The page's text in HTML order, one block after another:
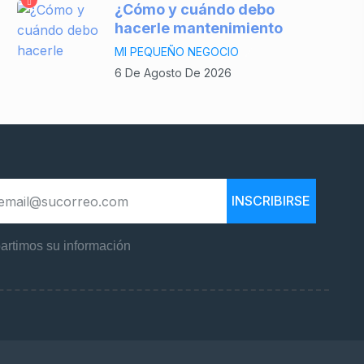
¿Cómo y cuándo debo
hacerle mantenimiento
MI PEQUEÑO NEGOCIO
6 De Agosto De 2026
INSCRIBIRSE
su información